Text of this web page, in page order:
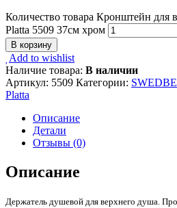
Количество товара Кронштейн для
Platta 5509 37см хром
В корзину
Add to wishlist
Наличие товара: В наличии
Артикул: 5509 Категории: SWEDBE
Platta
Описание
Детали
Отзывы (0)
Описание
Держатель душевой для верхнего душа.